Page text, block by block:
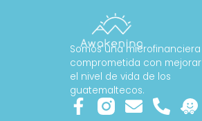
Somos una microfinanciera
comprometida con mejorar
el nivel de vida de los
guatemaltecos.